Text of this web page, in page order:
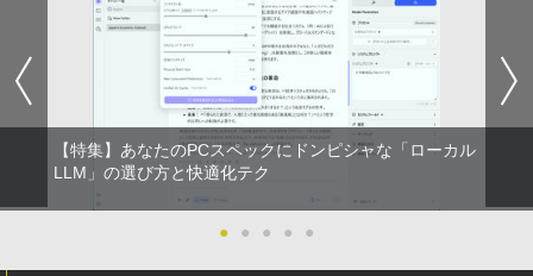
￥381,580
￥12,580
【特集】あなたのPCスペックにドンピシャな「ローカル
LLM」の選び方と快適化テク
● ● ● ● ●